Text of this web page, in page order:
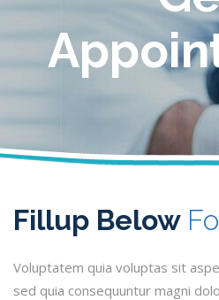
Fillup Below
Voluptatem quia voluptas sit
sed quia consequuntur magni